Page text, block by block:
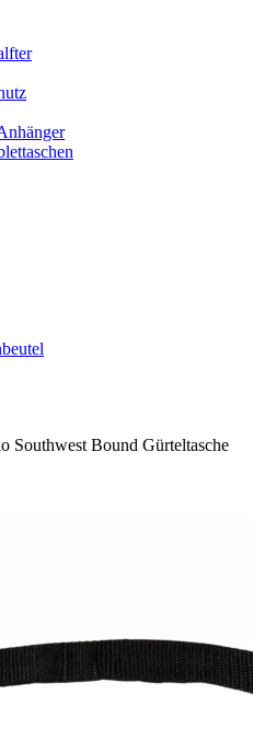
Southwest Bound Gürteltasche